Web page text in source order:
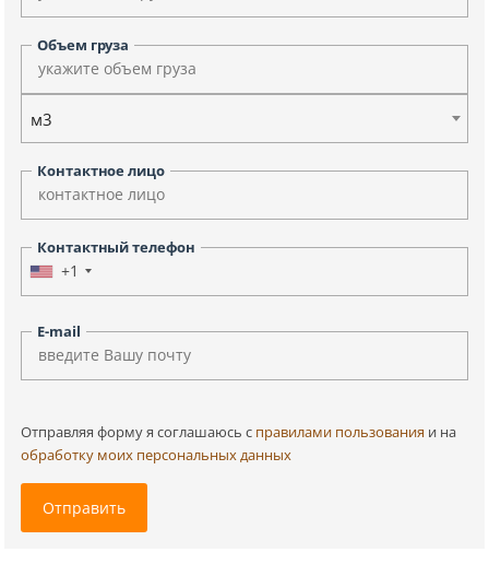
Объем груза
м3
Контактное лицо
Контактный телефон
+1
E-mail
Отправляя форму я соглашаюсь c правилами пользования и на
обработку моих персональных данных
Отправить